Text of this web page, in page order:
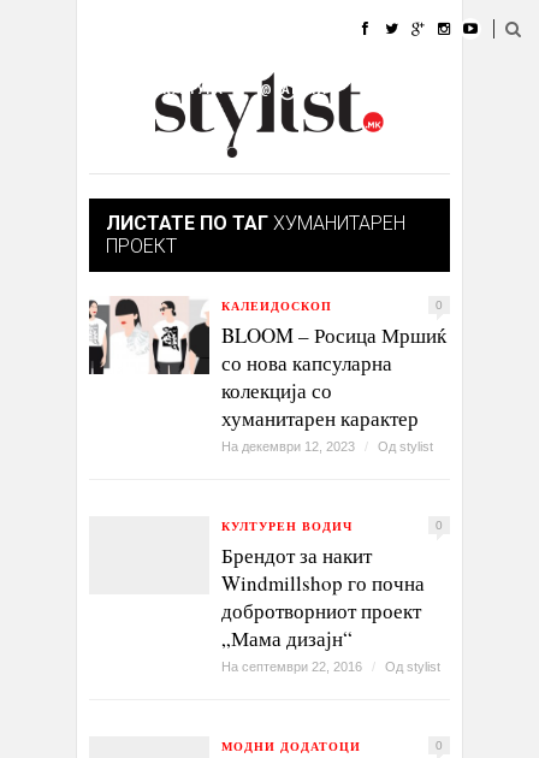
УБАВИНА
КУЛТУРА @РАБОТА
ИЗЛОГ
ЛИСТАТЕ ПО ТАГ ХУМАНИТАРЕН
ПРОЕКТ
КАЛЕИДОСКОП 0
BLOOM – Росица Мршиќ
со нова капсуларна
колекција со
хуманитарен карактер
На декември 12, 2023 / Од stylist
КУЛТУРЕН ВОДИЧ 0
Брендот за накит
Windmillshop го почна
добротворниот проект
„Мама дизајн“
На септември 22, 2016 / Од stylist
МОДНИ ДОДАТОЦИ 0